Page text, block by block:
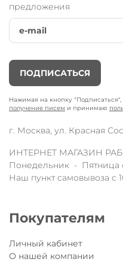
предложения
ПОДПИСАТЬСЯ
Нажимая на кнопку "Подписаться",
получение писем и принимаю
г. Москва, ул. Красная
ИНТЕРНЕТ МАГАЗИН
Понедельник - Пятница
Наш пункт самовывоза с
Покупателям
Личный кабинет
О нашей компании